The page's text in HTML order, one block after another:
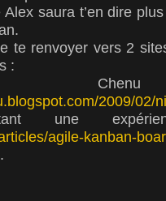
saura t’en dire
te renvoyer vers 2
:
2009/02/
une
agile-kanban-